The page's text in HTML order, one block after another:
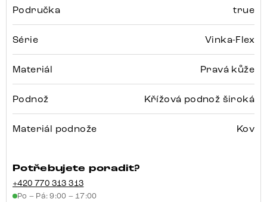
Područka true
Série Vinka-Flex
Materiál Pravá kůže
Podnož Křížová podnož široká
Materiál podnože Kov
Potřebujete poradit?
+420 770 313 313
Po – Pá: 9:00 – 17:00